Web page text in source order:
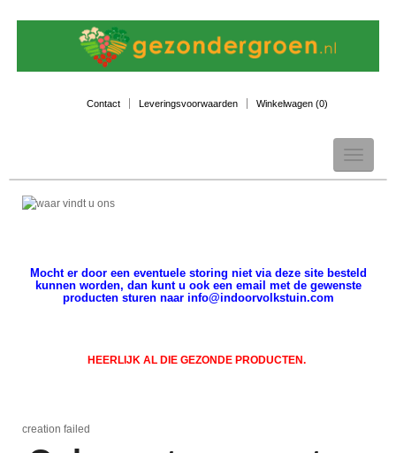
Contact Leveringsvoorwaarden Winkelwagen (0)
Toggle
Mocht er door een eventuele storing niet via deze site besteld
kunnen worden, dan kunt u ook een email met de gewenste
producten sturen naar info@indoorvolkstuin.com
HEERLIJK AL DIE GEZONDE PRODUCTEN.
creation failed